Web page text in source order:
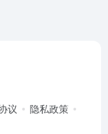
议
隐私政策